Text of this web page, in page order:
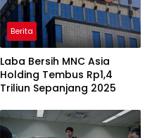
Berita
Laba Bersih MNC Asia
Holding Tembus Rp1,4
Triliun Sepanjang 2025